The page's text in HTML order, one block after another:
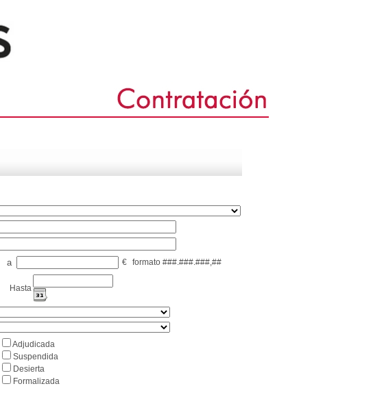
a € formato ###.###.###,##
Hasta
Adjudicada
Suspendida
Desierta
Formalizada